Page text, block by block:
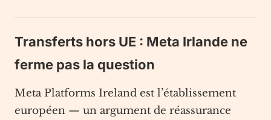
Transferts hors UE : Meta Irlande ne
ferme pas la question
Meta Platforms Ireland est l’établissement
européen — un argument de réassurance